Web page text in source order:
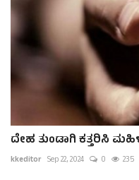
ದೇಹ ತುಂಡಾಗಿ ಕತ್ತರಿಸಿ
kkeditor Sep 22, 2024 0 235